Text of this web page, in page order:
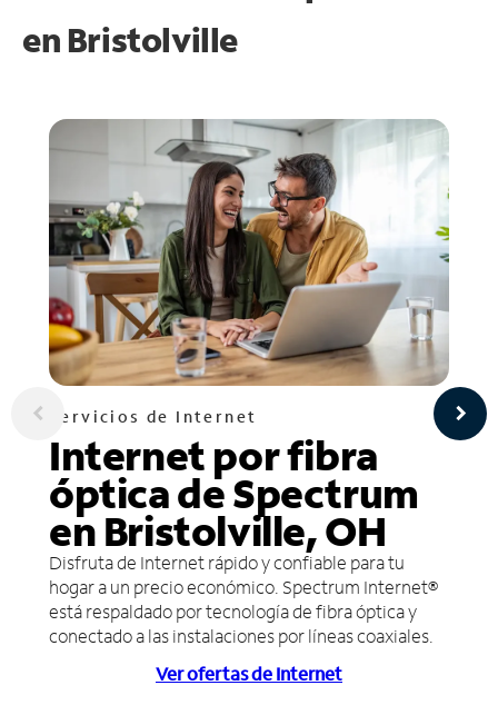
en Bristolville
Servicios de Internet
Internet por fibra
óptica de Spectrum
en Bristolville, OH
Disfruta de Internet rápido y confiable para tu
hogar a un precio económico. Spectrum Internet®
está respaldado por tecnología de fibra óptica y
conectado a las instalaciones por líneas coaxiales.
Ver ofertas de Internet